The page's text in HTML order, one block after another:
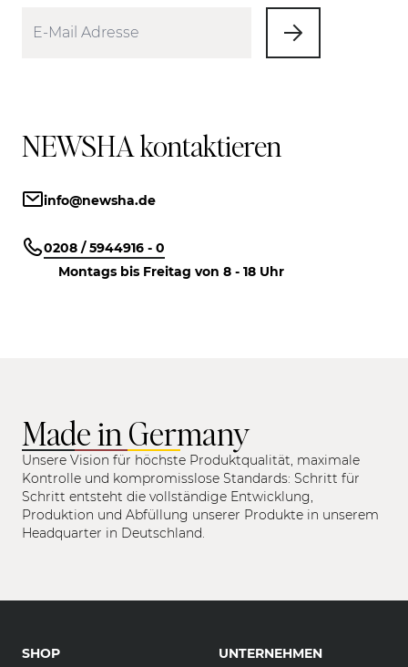
NEWSHA kontaktieren
info@newsha.de
0208 / 5944916 - 0
Montags bis Freitag von 8 - 18 Uhr
Made in Germany
Unsere Vision für höchste Produktqualität, maximale
Kontrolle und kompromisslose Standards: Schritt für
Schritt entsteht die vollständige Entwicklung,
Produktion und Abfüllung unserer Produkte in unserem
Headquarter in Deutschland.
SHOP UNTERNEHMEN